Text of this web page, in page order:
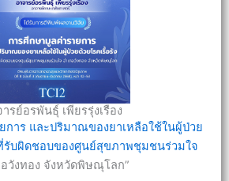
ารย์อรพันธุ์ เพียรรุ่งเรือง
การ และปริมาณของยาเหลือใช้ในผู้ป่วย
รับผิดชอบของศูนย์สุขภาพชุมชนร่วมใจ
อวังทอง จังหวัดพิษณุโลก”